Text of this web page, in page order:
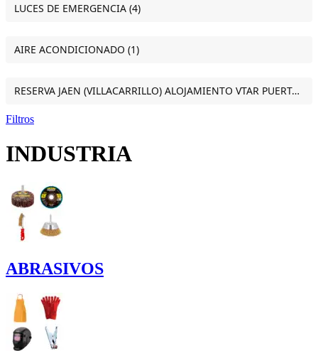
LUCES DE EMERGENCIA (4)
AIRE ACONDICIONADO (1)
RESERVA JAEN (VILLACARRILLO) ALOJAMIENTO VTAR PUERTA DEL SOL ESTUDIO VILLACARRILLO (JAEN) (1)
Filtros
INDUSTRIA
ABRASIVOS